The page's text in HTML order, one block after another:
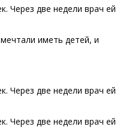
иметь детей, и